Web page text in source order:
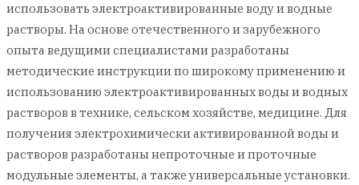
использовать электроактивированные воду и водные
растворы. На основе отечественного и зарубежного
опыта ведущими специалистами разработаны
методические инструкции по широкому применению и
использованию электроактивированных воды и водных
растворов в технике, сельском хозяйстве, медицине. Для
получения электрохимически активированной воды и
растворов разработаны непроточные и проточные
модульные элементы, а также универсальные установки.